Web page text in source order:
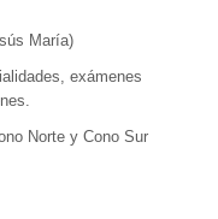
María)
exámenes
Norte y Cono Sur